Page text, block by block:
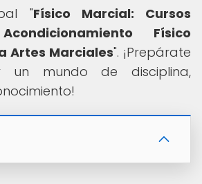
"Físico Marcial: Cursos
Físico
Artes Marciales". ¡Prepárate
un mundo de disciplina,